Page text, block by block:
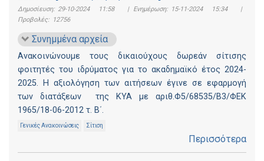
Δημοσίευση: 29-10-2024 11:58 | Ενημέρωση: 15-11-2024 15:34
|
Προβολές: 12756
Συνημμένα αρχεία
Ανακοινώνουμε τους δικαιούχους δωρεάν σίτισης
φοιτητές του ιδρύματος για το ακαδημαϊκό έτος 2024-
2025. Η αξιολόγηση των αιτήσεων έγινε σε εφαρμογή
των διατάξεων της ΚΥΑ με αριθ.Φ5/68535/Β3/ΦΕΚ
1965/18-06-2012 τ. Β΄.
Γενικές Ανακοινώσεις Σίτιση
Περισσότερα